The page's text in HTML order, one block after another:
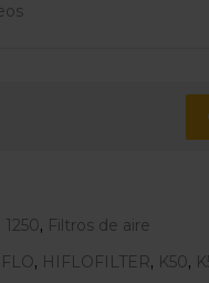
1250, Filtros de aire
, HIFLOFILTER, K50,